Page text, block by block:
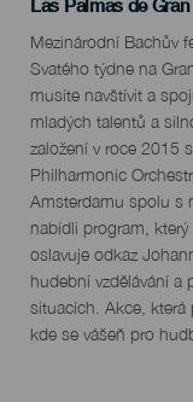
Las Palmas de
Descripción
del
evento
Mezinárodní Bachův
Svatého týdne na
musíte navštívit a
mladých talentů a
založení v roce 2015
Philharmonic
Amsterdamu spolu s
nabídli program,
oslavuje odkaz
hudební vzdělávání a
situacích. Akce, která
kde se vášeň pro